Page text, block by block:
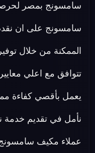
سامسونج بمصر
سامسونج على ان
الممكنة من خلال
تتوافق مع اعلي
يعمل بأقصي كفاءة
نأمل في تقديم خدمة
عملاء مكيف سامسونج